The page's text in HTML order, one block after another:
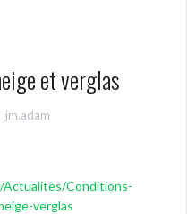
et verglas
jm.adam
Conditions-
verglas